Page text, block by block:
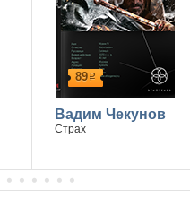
89р
Вадим Чекунов
Страх